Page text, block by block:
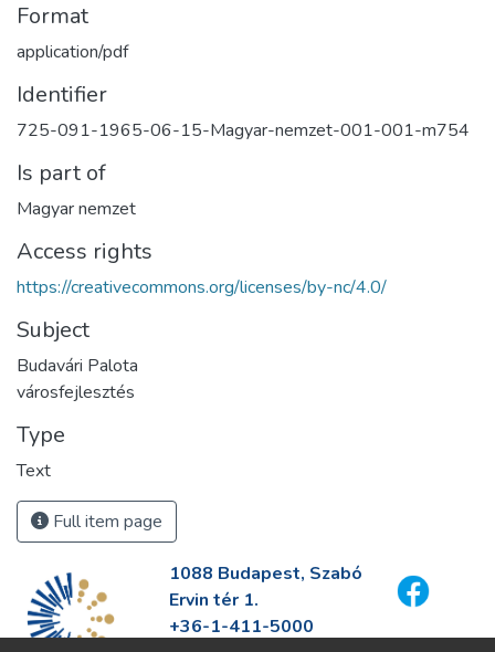
Format
application/pdf
Identifier
725-091-1965-06-15-Magyar-nemzet-001-001-m754
Is part of
Magyar nemzet
Access rights
https://creativecommons.org/licenses/by-nc/4.0/
Subject
Budavári Palota
városfejlesztés
Type
Text
Full item page
1088 Budapest, Szabó
Ervin tér 1.
+36-1-411-5000